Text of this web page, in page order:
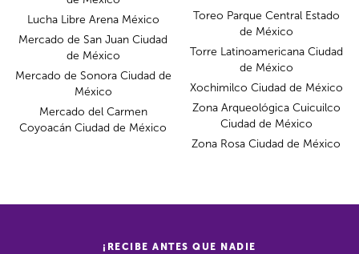
Lucha Libre Arena México
Mercado de San Juan Ciudad
de México
Mercado de Sonora Ciudad de
México
Mercado del Carmen
Coyoacán Ciudad de México
Toreo Parque Central Estado
de México
Torre Latinoamericana Ciudad
de México
Xochimilco Ciudad de México
Zona Arqueológica Cuicuilco
Ciudad de México
Zona Rosa Ciudad de México
¡RECIBE ANTES QUE NADIE